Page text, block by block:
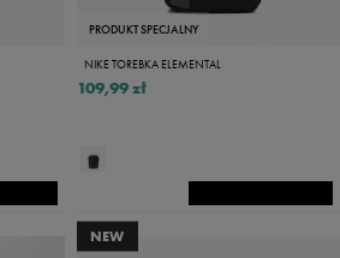
PRODUKT SPECJALNY
NIKE TOREBKA ELEMENTAL
109,99 zł
NEW